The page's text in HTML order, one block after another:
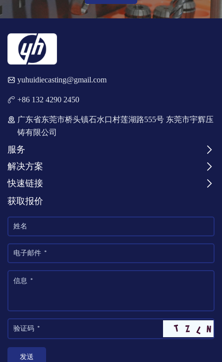
yuhuidiecasting@gmail.com
+86 132 4290 2450
广东省东莞市桥头镇石水口村莲湖路555号 东莞市宇辉压
铸有限公司
服务
解决方案
快速链接
获取报价